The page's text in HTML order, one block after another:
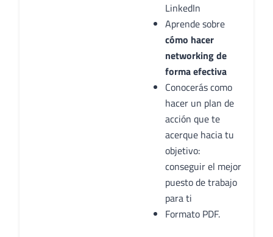
LinkedIn
Aprende sobre
cómo hacer
networking de
forma efectiva
Conocerás como
hacer un plan de
acción que te
acerque hacia tu
objetivo:
conseguir el mejor
puesto de trabajo
para ti
Formato PDF.